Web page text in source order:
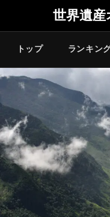
世界遺
トップ ランキン